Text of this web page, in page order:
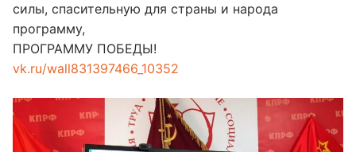
силы, спасительную для страны и народа
программу,
ПРОГРАММУ ПОБЕДЫ!
vk.ru/wall831397466_10352